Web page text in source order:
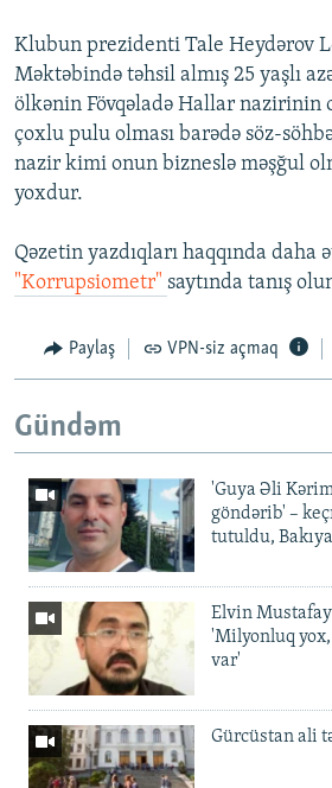
Klubun prezidenti Tale Heydərov
Məktəbində təhsil almış 25 yaşlı
ölkənin Fövqəladə Hallar nazirinin
çoxlu pulu olması barədə söz-
nazir kimi onun bizneslə məşğul
yoxdur.
Qəzetin yazdıqları haqqında daha
"Korrupsiometr" saytında tanış
Paylaş VPN-siz açmaq
Gündəm
'Guya Əli
göndərib' –
tutuldu,
Elvin
'Milyonluq
var'
Gürcüstan ali